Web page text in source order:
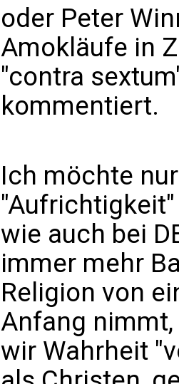
oder Peter
Amokläufe in
"contra
kommentiert.
Ich möchte
wie auch bei
immer mehr
Religion von
Anfang
wir Wahrheit